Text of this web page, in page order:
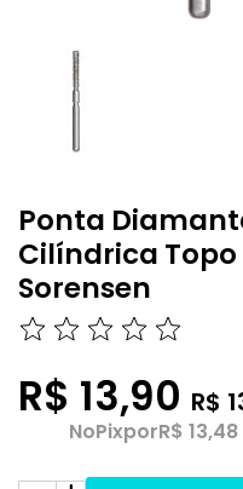
Ponta
Cilíndrica Topo
Sorensen
R$ 13,90 R$
NoPixporR$ 13,48